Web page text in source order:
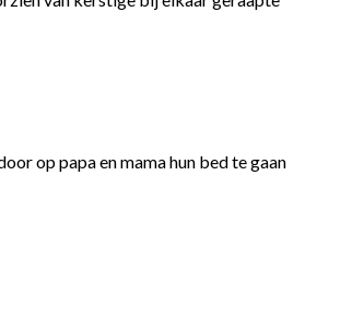
op papa en mama hun bed te gaan